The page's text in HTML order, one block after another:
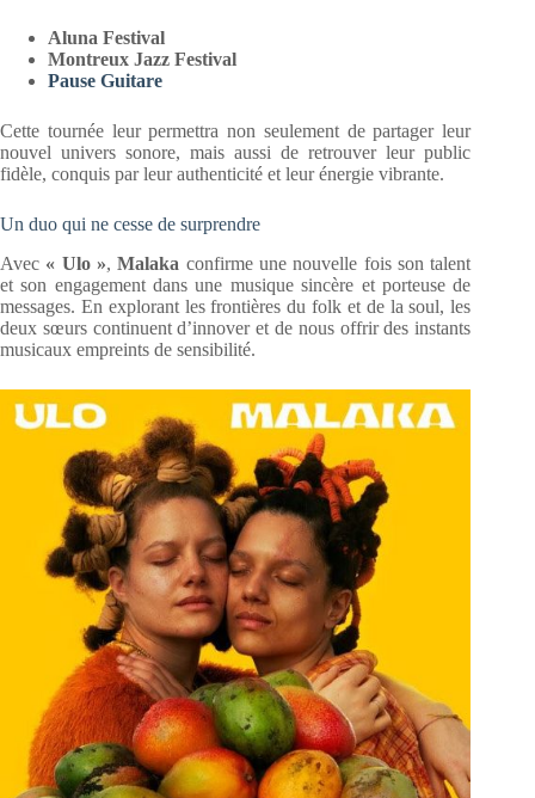
Aluna Festival
Montreux Jazz Festival
Pause Guitare
Cette tournée leur permettra non seulement de partager leur
nouvel univers sonore, mais aussi de retrouver leur public
fidèle, conquis par leur authenticité et leur énergie vibrante.
Un duo qui ne cesse de surprendre
Avec « Ulo »,Malaka confirme une nouvelle fois son talent
et son engagement dans une musique sincère et porteuse de
messages. En explorant les frontières du folk et de la soul, les
deux sœurs continuent d’innover et de nous offrir des instants
musicaux empreints de sensibilité.